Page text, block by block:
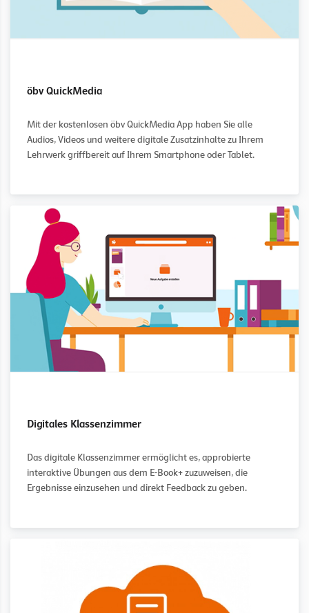
öbv QuickMedia
Mit der kostenlosen öbv QuickMedia App haben Sie alle
Audios, Videos und weitere digitale Zusatzinhalte zu Ihrem
Lehrwerk griffbereit auf Ihrem Smartphone oder Tablet.
Digitales Klassenzimmer
Das digitale Klassenzimmer ermöglicht es, approbierte
interaktive Übungen aus dem E-Book+ zuzuweisen, die
Ergebnisse einzusehen und direkt Feedback zu geben.